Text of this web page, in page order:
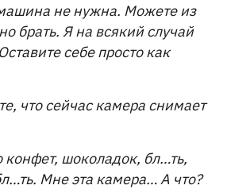
не нужна. Можете из
брать. Я на всякий случай
себе просто как
что сейчас камера снимает
шоколадок, бл…ть,
Мне эта камера… А что?